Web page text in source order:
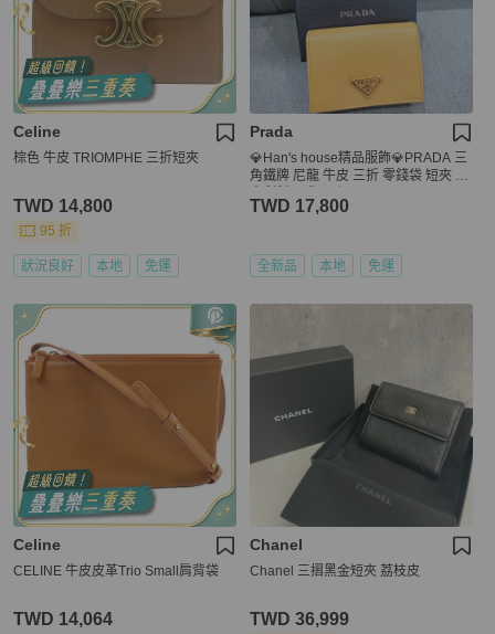
Celine
棕色 牛皮 TRIOMPHE 三折短夾
TWD 14,800
95 折
狀況良好 本地 免運
Prada
💎Han's house精品服飾💎PRADA 三
角鐵牌 尼龍 牛皮 三折 零錢袋 短夾 義
TWD 17,800
全新品 本地 免運
Celine
CELINE 牛皮皮革Trio Small肩背袋
TWD 14,064
Chanel
Chanel 三摺黑金短夾 荔枝皮
TWD 36,999